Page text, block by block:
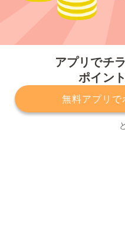
アプリでチ
ポイン
無料アプリで
プライバシーポリシー
サービスに関してのお問い